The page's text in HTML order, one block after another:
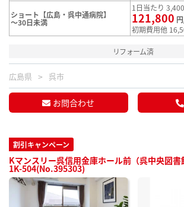
ショート【広島・呉中通病院】
～30日未満
1日当たり
121,800
初期費用他
リフォーム済
広島県 呉市
お問合わせ
割引キャンペーン
Kマンスリー呉信用金庫ホール前（呉中央図書
1K-504(No.395303)